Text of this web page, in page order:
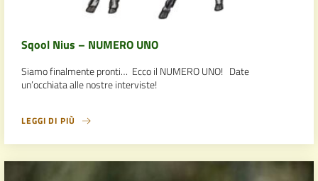
Sqool Nius – NUMERO UNO
Siamo finalmente pronti… Ecco il NUMERO UNO! Date
un’occhiata alle nostre interviste!
LEGGI DI PIÙ